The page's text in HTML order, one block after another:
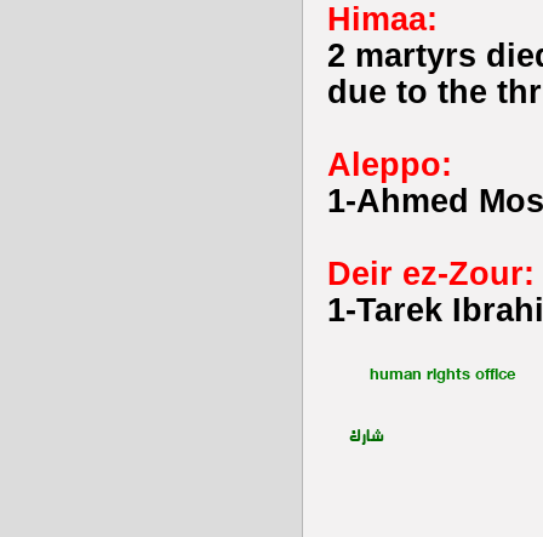
Himaa:
2 martyrs
due to the
Aleppo:
1-Ahmed
Deir ez-Zour:
1-Tarek
human rights office
شارك